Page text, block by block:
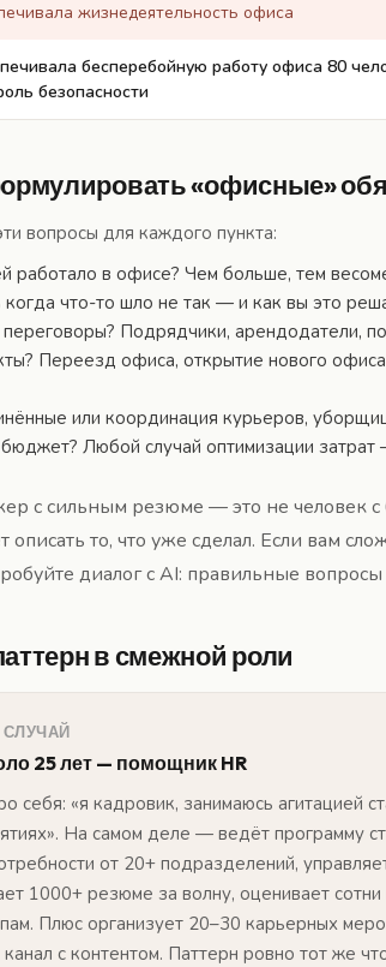
жизнедеятельность офиса
бесперебойную работу офиса 80
безопасности
«офисные»
вопросы для каждого пункта:
работало в офисе? Чем больше, тем
когда что-то шло не так — и как вы это
Подрядчики, арендодатели,
Переезд офиса, открытие нового
или координация курьеров,
Любой случай оптимизации
с сильным резюме — это не человек с
описать то, что уже сделал. Если вам
диалог с AI: правильные вопросы
в смежной роли
25 лет — помощник HR
себя: «я кадровик, занимаюсь агитацией
На самом деле — ведёт программу
от 20+ подразделений,
1000+ резюме за волну, оценивает
Плюс организует 20–30 карьерных
канал с контентом. Паттерн ровно тот же